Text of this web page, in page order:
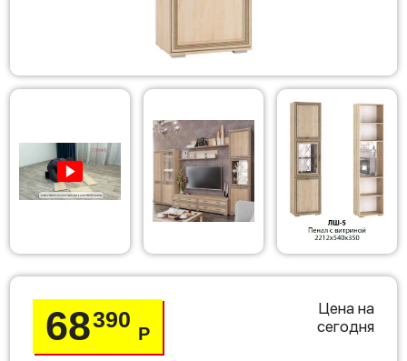
68390
Р
Цена на
сегодня